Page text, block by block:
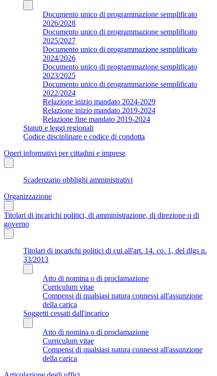
Documento unico di programmazione semplificato
2026/2028
Documento unico di programmazione semplificato
2025/2027
Documento unico di programmazione semplificato
2024/2026
Documento unico di programmazione semplificato
2023/2025
Documento unico di programmazione semplificato
2022/2024
Relazione inizio mandato 2024-2029
Relazione inizio mandato 2019-2024
Relazione fine mandato 2019-2024
Statuti e leggi regionali
Codice disciplinare e codice di condotta
Oneri informativi per cittadini e imprese
Scadenzario obblighi amministrativi
Organizzazione
Titolari di incarichi politici, di amministrazione, di direzione o di
governo
Titolari di incarichi politici di cui all'art. 14. co. 1, del dlgs n.
33/2013
Atto di nomina o di proclamazione
Curriculum vitae
Compensi di qualsiasi natura connessi all'assunzione
della carica
Soggetti cessati dall'incarico
Atto di nomina o di proclamazione
Curriculum vitae
Compensi di qualsiasi natura connessi all'assunzione
della carica